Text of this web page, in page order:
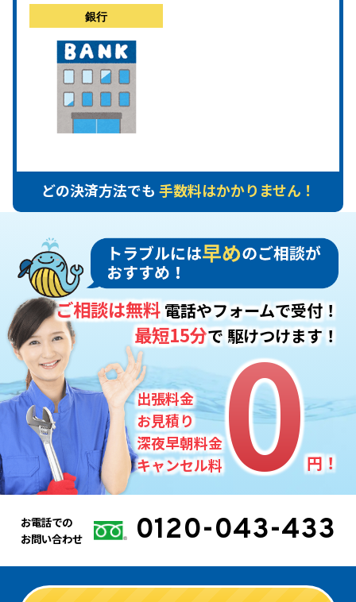
銀行
どの決済方法でも 手数料はかかりません！
出張料金
お見積り
深夜早朝料金
キャンセル料0
0円！
ご相談は無料電話やフォームで受付！
最短15分で駆けつけます！
お電話での
お問い合わせ
0120-043-433